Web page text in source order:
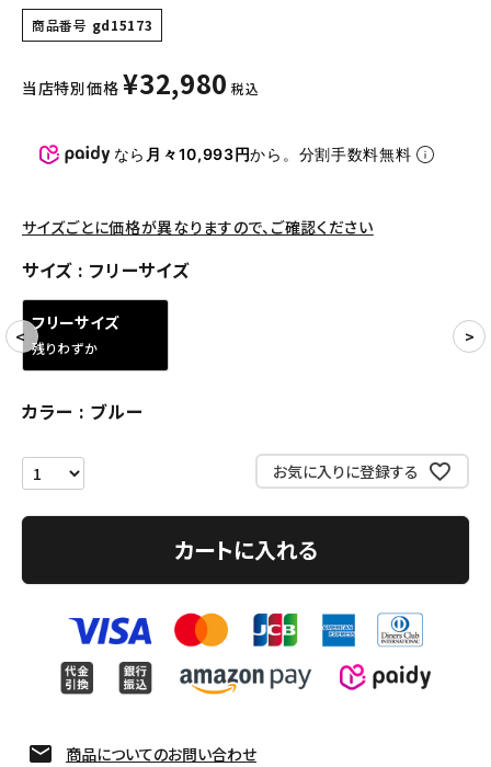
パンツ・ショーツ
COLLABORATION BRAND
SEASON
CONTENTS
ACCOUNT MENU
ようこそ ゲスト 様
meeting_room ログイン
商品番号 gd15173
当店特別価格 ¥32,980 税込
なら 月々10,993円から。分割手数料無料
サイズごとに価格が異なりますので、ご確認ください
サイズ フリーサイズ
フリーサイズ
残りわずか
カラー ブルー
お気に入りに登録する
カートに入れる
商品についてのお問い合わせ